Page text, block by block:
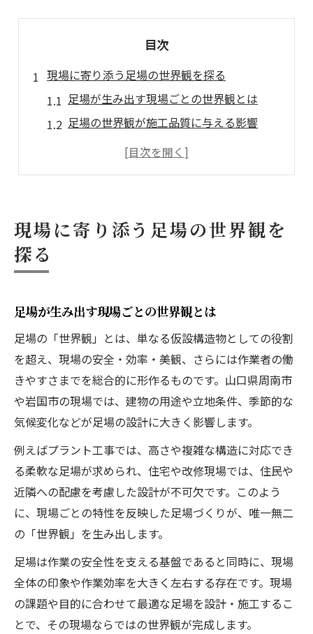
目次
現場に寄り添う足場の世界観を探る
足場が生み出す現場ごとの世界観とは
足場の世界観が施工品質に与える影響
現場特性を活かす足場の考え方と工夫
足場の安全管理が変える施工現場
足場の安全管理がもたらす現場の安心感
足場と安全管理が事故リスクを防ぐ理由
足場管理体制の徹底が信頼につながる訳
プラント工事で活きる足場の知恵
足場の知恵が活きるプラント工事の現場
プラント現場に適した足場の選び方とは
足場の工夫がプラント作業効率を左右する
足場を活用したプラント工事の成功事例
プラント現場で求められる足場対応力
現場対応力で選ぶ足場パートナー
足場の現場対応力が信頼の決め手となる
足場工事における柔軟な対応力の重要性
足場と現場の連携強化で施工が円滑に進む
足場会社選びで見るべき現場対応の実績
現場に寄り添う足場の世界観を
探る
足場が生み出す現場ごとの世界観とは
足場の「世界観」とは、単なる仮設構造物としての役割
を超え、現場の安全・効率・美観、さらには作業者の働
きやすさまでを総合的に形作るものです。山口県周南市
や岩国市の現場では、建物の用途や立地条件、季節的な
気候変化などが足場の設計に大きく影響します。
例えばプラント工事では、高さや複雑な構造に対応でき
る柔軟な足場が求められ、住宅や改修現場では、住民や
近隣への配慮を考慮した設計が不可欠です。このよう
に、現場ごとの特性を反映した足場づくりが、唯一無二
の「世界観」を生み出します。
足場は作業の安全性を支える基盤であると同時に、現場
全体の印象や作業効率を大きく左右する存在です。現場
の課題や目的に合わせて最適な足場を設計・施工するこ
とで、その現場ならではの世界観が完成します。